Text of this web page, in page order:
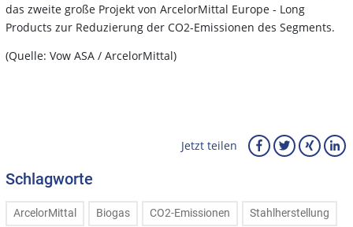
das zweite große Projekt von ArcelorMittal Europe - Long
Products zur Reduzierung der CO2-Emissionen des Segments.
(Quelle: Vow ASA / ArcelorMittal)
Jetzt teilen
Schlagworte
ArcelorMittal Biogas CO2-Emissionen Stahlherstellung